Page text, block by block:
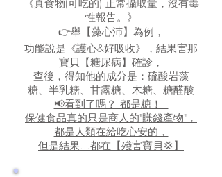
《真食物(可吃的) 正常攝取量，沒有毒
性報告。》
👉舉【藻心沛】為例，
功能說是《護心&好吸收》，結果害那
寶貝【糖尿病】確診，
查後，得知他的成分是：硫酸岩藻
糖、半乳糖、甘露糖、木糖、糖醛酸
📢看到了嗎？ 都是糖！
保健食品真的只是商人的"賺錢產物"，
都是人類在給吃心安的，
但是結果...都在【殘害寶貝💢】